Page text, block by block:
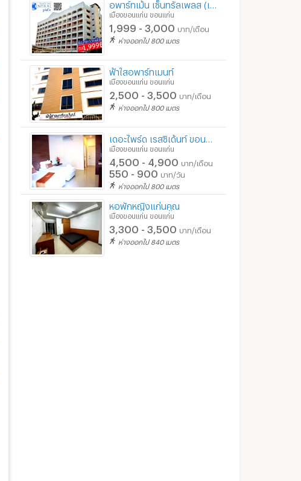
ปล่อยเช่าคอนโดเดอะเบสดาวน์ทาวน์ ขอนแก่น
อนแก่น ขอนแก่น
อน 24 ตร.ม.
฿ 10,000 /เดือน
งขอนแก่น ขอนแก่น
Condominium
เมืองขอนแก่น ขอนแก่น
1,999 - 3,000 บาท/เดือน
ห่างออกไป 800 เมตร
ฟ้าใสอพาร์ทเมนท์
เมืองขอนแก่น ขอนแก่น
2,500 - 3,500 บาท/เดือน
ห่างออกไป 800 เมตร
เมืองขอนแก่น ขอนแก่น
4,500 - 4,900 บาท/เดือน
550 - 900 บาท/วัน
ห่างออกไป 800 เมตร
หอพักหญิงแก่นคูณ
เมืองขอนแก่น ขอนแก่น
3,300 - 3,500 บาท/เดือน
ห่างออกไป 840 เมตร